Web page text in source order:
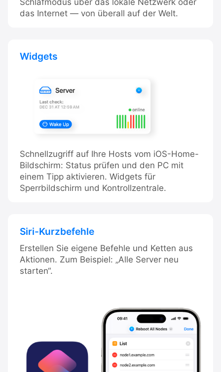
das Internet — von überall auf der Welt.
Widgets
Schnellzugriff auf Ihre Hosts vom iOS-Home-
Bildschirm: Status prüfen und den PC mit
einem Tipp aktivieren. Widgets für
Sperrbildschirm und Kontrollzentrale.
Siri-Kurzbefehle
Erstellen Sie eigene Befehle und Ketten aus
Aktionen. Zum Beispiel: „Alle Server neu
starten“.